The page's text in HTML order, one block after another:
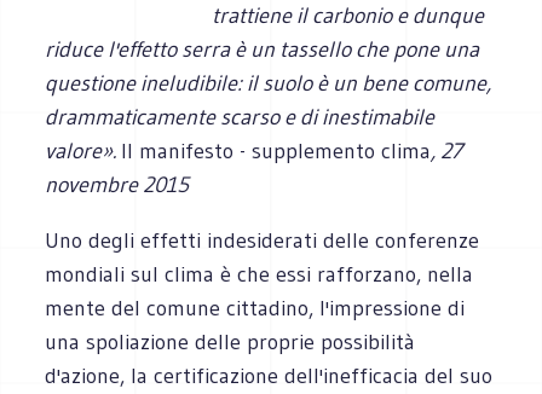
trattiene il carbonio e dunque
riduce l'effetto serra è un tassello che pone una
questione ineludibile: il suolo è un bene comune,
drammaticamente scarso e di inestimabile
valore». Il manifesto - supplemento clima, 27
novembre 2015
Uno degli effetti indesiderati delle conferenze
mondiali sul clima è che essi rafforzano, nella
mente del comune cittadino, l'impressione di
una spoliazione delle proprie possibilità
d'azione, la certificazione dell'inefficacia del suo